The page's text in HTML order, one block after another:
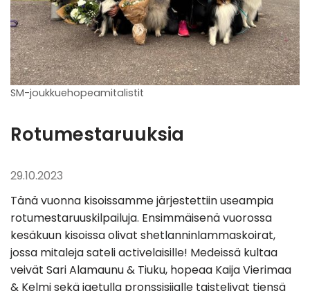
SM-joukkuehopeamitalistit
Rotumestaruuksia
29.10.2023
Tänä vuonna kisoissamme järjestettiin useampia
rotumestaruuskilpailuja. Ensimmäisenä vuorossa
kesäkuun kisoissa olivat shetlanninlammaskoirat,
jossa mitaleja sateli activelaisille! Medeissä kultaa
veivät Sari Alamaunu & Tiuku, hopeaa Kaija Vierimaa
& Kelmi sekä jaetulla pronssisijalle taistelivat tiensä